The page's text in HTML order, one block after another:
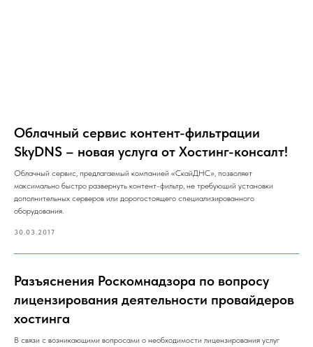
Облачный сервис контент-фильтрации
SkyDNS – новая услуга от Хостинг-консалт!
Облачный сервис, предлагаемый компанией «СкайДНС», позволяет
максимально быстро развернуть контент-фильтр, не требующий установки
дополнительных серверов или дорогостоящего специализированного
оборудования.
30.03.2017
Разъяснения Роскомнадзора по вопросу
лицензирования деятельности провайдеров
хостинга
В связи с возникающими вопросами о необходимости лицензирования услуг